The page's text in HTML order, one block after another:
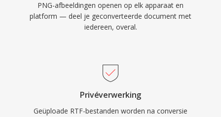
PNG-afbeeldingen openen op elk apparaat en
platform — deel je geconverteerde document met
iedereen, overal.
Privéverwerking
Geüploade RTF-bestanden worden na conversie